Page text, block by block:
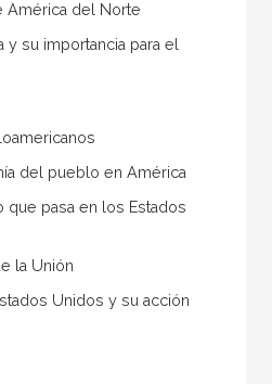
América del Norte
y su importancia para el
del pueblo en América
que pasa en los Estados
la Unión
Unidos y su acción